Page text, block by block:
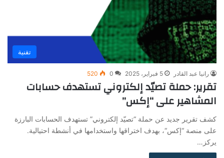
تقنية
رانيا عبد القادر 5 فبراير، 2025 0
520
تقرير: حملة تصيّد إلكتروني تستهدف حسابات
المشاهير على “إكس”
كشف تقرير جديد عن حملة “تصيّد إلكتروني” تستهدف الحسابات البارزة
على منصة “إكس“، بهدف اختراقها واستخدامها في أنشطة احتيالية.
يركز…